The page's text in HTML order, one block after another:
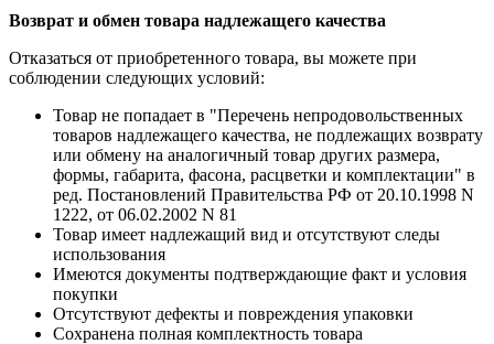
Возврат и обмен товара надлежащего качества
Отказаться от приобретенного товара, вы можете при
соблюдении следующих условий:
Товар не попадает в "Перечень непродовольственных
товаров надлежащего качества, не подлежащих возврату
или обмену на аналогичный товар других размера,
формы, габарита, фасона, расцветки и комплектации" в
ред. Постановлений Правительства РФ от 20.10.1998 N
1222, от 06.02.2002 N 81
Товар имеет надлежащий вид и отсутствуют следы
использования
Имеются документы подтверждающие факт и условия
покупки
Отсутствуют дефекты и повреждения упаковки
Сохранена полная комплектность товара